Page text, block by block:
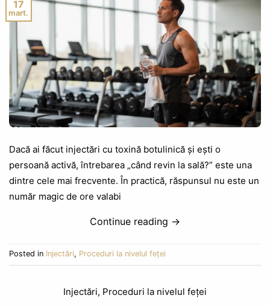
17
mart.
Dacă ai făcut injectări cu toxină botulinică și ești o
persoană activă, întrebarea „când revin la sală?” este una
dintre cele mai frecvente. În practică, răspunsul nu este un
număr magic de ore valabi
Continue reading →
Posted in Injectări, Proceduri la nivelul feței
Injectări, Proceduri la nivelul feței